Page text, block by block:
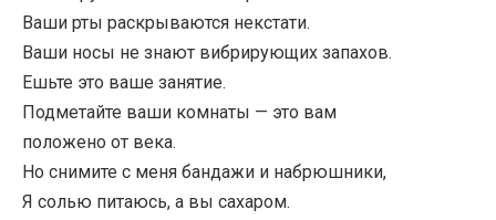
Ваши рты раскрываются некстати.
Ваши носы не знают вибрирующих запахов.
Ешьте это ваше занятие.
Подметайте ваши комнаты — это вам
положено от века.
Но снимите с меня бандажи и набрюшники,
Я солью питаюсь, а вы сахаром.